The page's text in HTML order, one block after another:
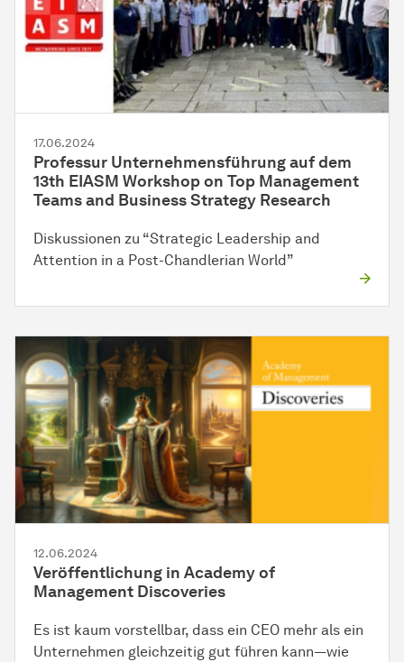
17.06.2024
Professur Unternehmensführung auf dem
13th EIASM Workshop on Top Management
Teams and Business Strategy Research
Diskussionen zu “Strategic Leadership and
Attention in a Post-Chandlerian World”
12.06.2024
Veröffentlichung in Academy of
Management Discoveries
Es ist kaum vorstellbar, dass ein CEO mehr als ein
Unternehmen gleichzeitig gut führen kann—wie